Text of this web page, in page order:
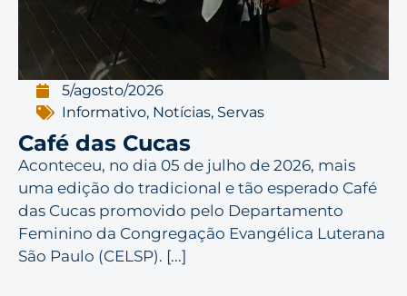
5/agosto/2026
Informativo, Notícias, Servas
Café das Cucas
Aconteceu, no dia 05 de julho de 2026, mais
uma edição do tradicional e tão esperado Café
das Cucas promovido pelo Departamento
Feminino da Congregação Evangélica Luterana
São Paulo (CELSP). [...]